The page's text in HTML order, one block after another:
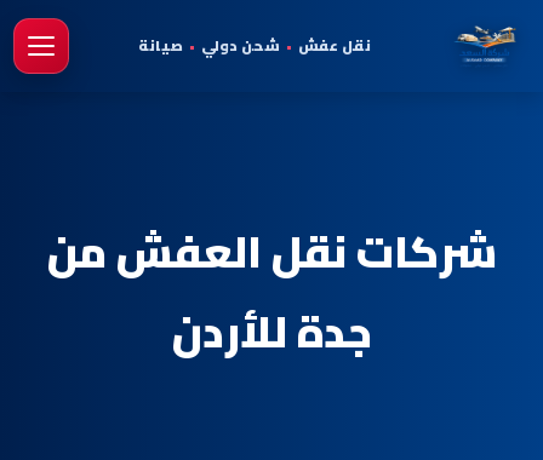
نقل عفش • شحن دولي • صيانة
شركات نقل العفش من
جدة للأردن